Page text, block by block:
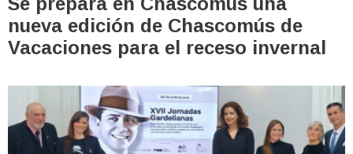
nueva edición de Chascomús de
Vacaciones para el receso invernal